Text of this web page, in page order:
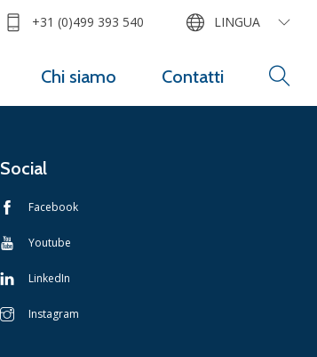
Chi siamo Contatti
+31 (0)499 393 540 LINGUA
Social
Facebook
Youtube
LinkedIn
Instagram